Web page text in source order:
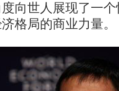
向世人展现了一
格局的商业力量。